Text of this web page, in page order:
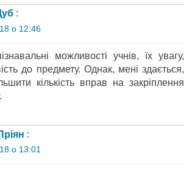
:
о 12:46
можливості учнів, їх увагу,
до предмету. Однак, мені здається,
кількість вправ на закріплення
:
о 13:01